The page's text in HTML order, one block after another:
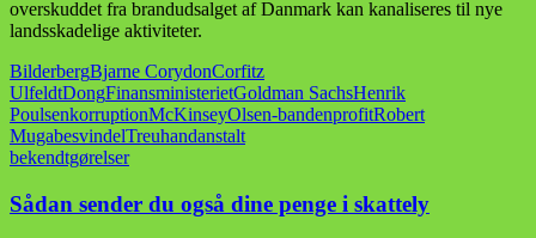
overskuddet fra brandudsalget af Danmark kan kanaliseres til nye
landsskadelige aktiviteter.
BilderbergBjarne CorydonCorfitz
UlfeldtDongFinansministerietGoldman SachsHenrik
PoulsenkorruptionMcKinseyOlsen-bandenprofitRobert
MugabesvindelTreuhandanstalt
bekendtgørelser
Sådan sender du også dine penge i skattely